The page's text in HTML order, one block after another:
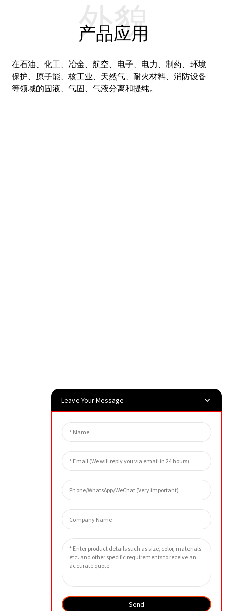
产品应用
外貌
在石油、化工、冶金、航空、电子、电力、制药、环境
保护、原子能、核工业、天然气、耐火材料、消防设备
等领域的固液、气固、气液分离和提纯。
Leave Your Message
Send